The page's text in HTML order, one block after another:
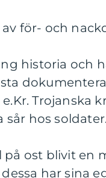
för- och
historia och
Trojanska
sår hos soldater.
på ost blivit en
har sina